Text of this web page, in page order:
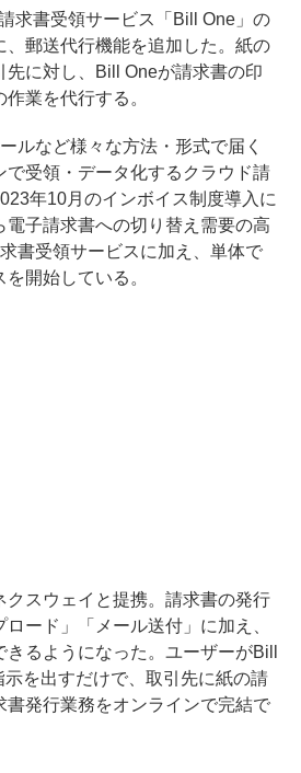
求書受領サービス「Bill One」の
、郵送代行機能を追加した。紙の
先に対し、Bill Oneが請求書の印
業を代行する。
ルなど様々な方法・形式で届く
で受領・データ化するクラウド請
年10月のインボイス制度導入に
電子請求書への切り替え需要の高
書受領サービスに加え、単体で
開始している。
クスウェイと提携。請求書の発行
ード」「メール送付」に加え、
きるようになった。ユーザーがBill
を出すだけで、取引先に紙の請
書発行業務をオンラインで完結で